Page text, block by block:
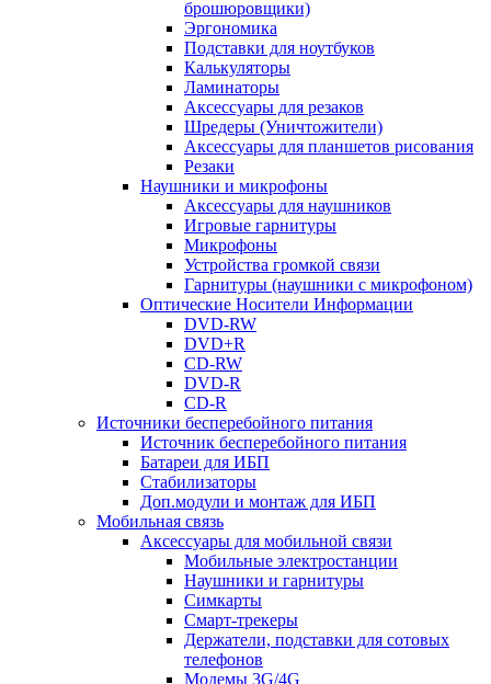
брошюровщики)
Эргономика
Подставки для ноутбуков
Калькуляторы
Ламинаторы
Аксессуары для резаков
Шредеры (Уничтожители)
Аксессуары для планшетов рисования
Резаки
Наушники и микрофоны
Аксессуары для наушников
Игровые гарнитуры
Микрофоны
Устройства громкой связи
Гарнитуры (наушники с микрофоном)
Оптические Носители Информации
DVD-RW
DVD+R
CD-RW
DVD-R
CD-R
Источники бесперебойного питания
Источник бесперебойного питания
Батареи для ИБП
Стабилизаторы
Доп.модули и монтаж для ИБП
Мобильная связь
Аксессуары для мобильной связи
Мобильные электростанции
Наушники и гарнитуры
Симкарты
Смарт-трекеры
Держатели, подставки для сотовых
телефонов
Модемы 3G/4G